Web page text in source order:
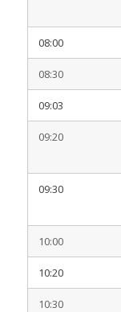
08:00
08:30
09:03
09:20
09:30
10:00
10:20
10:30